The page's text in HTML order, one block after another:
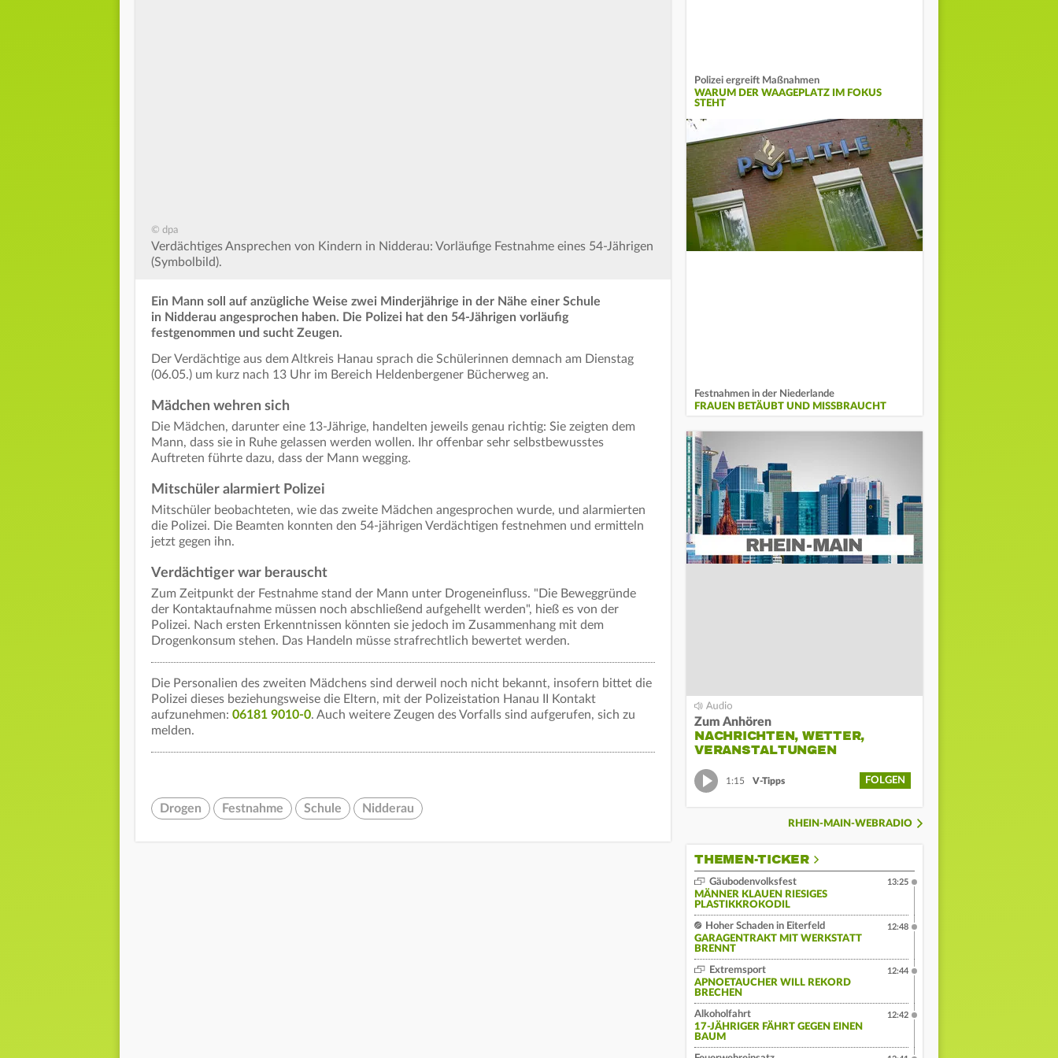
© dpa
Verdächtiges Ansprechen von Kindern in Nidderau: Vorläufige Festnahme eines 54-Jährigen
(Symbolbild).
Ein Mann soll auf anzügliche Weise zwei Minderjährige in der Nähe einer Schule
in Nidderau angesprochen haben. Die Polizei hat den 54-Jährigen vorläufig
festgenommen und sucht Zeugen.
Der Verdächtige aus dem Altkreis Hanau sprach die Schülerinnen demnach am Dienstag
(06.05.) um kurz nach 13 Uhr im Bereich Heldenbergener Bücherweg an.
Mädchen wehren sich
Die Mädchen, darunter eine 13-Jährige, handelten jeweils genau richtig: Sie zeigten dem
Mann, dass sie in Ruhe gelassen werden wollen. Ihr offenbar sehr selbstbewusstes
Auftreten führte dazu, dass der Mann wegging.
Mitschüler alarmiert Polizei
Mitschüler beobachteten, wie das zweite Mädchen angesprochen wurde, und alarmierten
die Polizei. Die Beamten konnten den 54-jährigen Verdächtigen festnehmen und ermitteln
jetzt gegen ihn.
Verdächtiger war berauscht
Zum Zeitpunkt der Festnahme stand der Mann unter Drogeneinfluss. "Die Beweggründe
der Kontaktaufnahme müssen noch abschließend aufgehellt werden", hieß es von der
Polizei. Nach ersten Erkenntnissen könnten sie jedoch im Zusammenhang mit dem
Drogenkonsum stehen. Das Handeln müsse strafrechtlich bewertet werden.
Die Personalien des zweiten Mädchens sind derweil noch nicht bekannt, insofern bittet die
Polizei dieses beziehungsweise die Eltern, mit der Polizeistation Hanau II Kontakt
aufzunehmen: 06181 9010-0. Auch weitere Zeugen des Vorfalls sind aufgerufen, sich zu
melden.
Drogen Festnahme Schule Nidderau
Polizei ergreift Maßnahmen
WARUM DER WAAGEPLATZ IM FOKUS
STEHT
Festnahmen in der Niederlande
FRAUEN BETÄUBT UND MISSBRAUCHT
Zum Anhören
NACHRICHTEN, WETTER,
VERANSTALTUNGEN
1:15 V-Tipps FOLGEN
RHEIN-MAIN-WEBRADIO
THEMEN-TICKER
Gäubodenvolksfest
MÄNNER KLAUEN RIESIGES
PLASTIKKROKODIL
13:25
Hoher Schaden in Eiterfeld
GARAGENTRAKT MIT WERKSTATT
BRENNT
12:48
Extremsport
APNOETAUCHER WILL REKORD
BRECHEN
12:44
Alkoholfahrt
17-JÄHRIGER FÄHRT GEGEN EINEN
BAUM
12:42